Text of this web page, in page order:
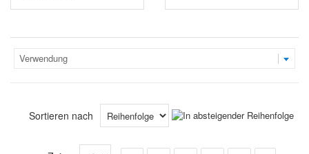
Verwendung
Sortieren nach